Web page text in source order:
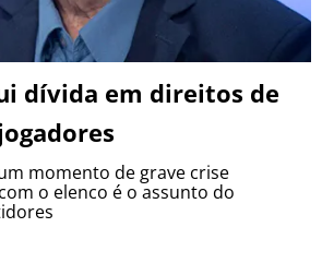
dívida em direitos de
momento de grave crise
o elenco é o assunto do